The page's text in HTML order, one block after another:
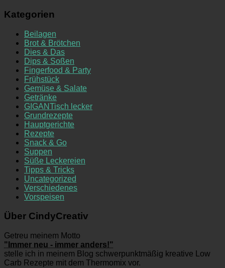
Kategorien
Beilagen
Brot & Brötchen
Dies & Das
Dips & Soßen
Fingerfood & Party
Frühstück
Gemüse & Salate
Getränke
GIGANTisch lecker
Grundrezepte
Hauptgerichte
Rezepte
Snack & Go
Suppen
Süße Leckereien
Tipps & Tricks
Uncategorized
Verschiedenes
Vorspeisen
Über CindyCreativ
Getreu meinem Motto
"Immer neu - immer anders!"
stelle ich in meinem Blog schwerpunktmäßig kreative Low
Carb Rezepte mit dem Thermomix vor.